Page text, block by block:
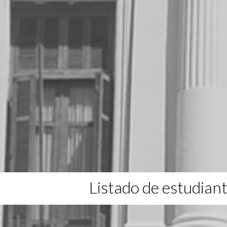
Listado de